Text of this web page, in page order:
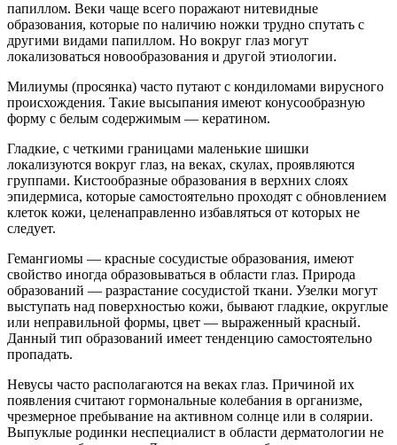
папиллом. Веки чаще всего поражают нитевидные
образования, которые по наличию ножки трудно спутать с
другими видами папиллом. Но вокруг глаз могут
локализоваться новообразования и другой этиологии.
Милиумы (просянка) часто путают с кондиломами вирусного
происхождения. Такие высыпания имеют конусообразную
форму с белым содержимым — кератином.
Гладкие, с четкими границами маленькие шишки
локализуются вокруг глаз, на веках, скулах, проявляются
группами. Кистообразные образования в верхних слоях
эпидермиса, которые самостоятельно проходят с обновлением
клеток кожи, целенаправленно избавляться от которых не
следует.
Гемангиомы — красные сосудистые образования, имеют
свойство иногда образовываться в области глаз. Природа
образований — разрастание сосудистой ткани. Узелки могут
выступать над поверхностью кожи, бывают гладкие, округлые
или неправильной формы, цвет — выраженный красный.
Данный тип образований имеет тенденцию самостоятельно
пропадать.
Невусы часто располагаются на веках глаз. Причиной их
появления считают гормональные колебания в организме,
чрезмерное пребывание на активном солнце или в солярии.
Выпуклые родинки неспециалист в области дерматологии не